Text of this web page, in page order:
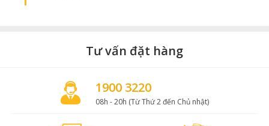
Tư vấn đặt hàng
1900 3220
08h - 20h (Từ Thứ 2 đến Chủ nhật)